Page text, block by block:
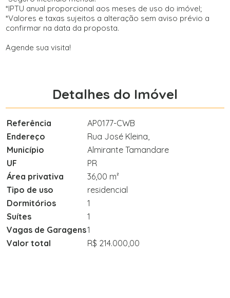
*IPTU anual proporcional aos meses de uso do imóvel;
*Valores e taxas sujeitos a alteração sem aviso prévio a
confirmar na data da proposta.
Agende sua visita!
Detalhes do Imóvel
Referência
AP0177-CWB
Endereço
Rua José Kleina,
Município
Almirante Tamandare
UF
PR
Área privativa
36,00 m²
Tipo de uso
residencial
Dormitórios
1
Suítes
1
Vagas de Garagens1
Valor total
R$ 214.000,00